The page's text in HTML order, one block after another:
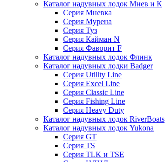
Каталог надувных лодок Мнев и К
Серия Мневка
Серия Мурена
Серия Туз
Серия Кайман N
Серия Фаворит F
Каталог надувных лодок Флинк
Каталог надувных лодки Badger
Серия Utility Line
Серия Excel Line
Серия Classic Line
Серия Fishing Line
Серия Heavy Duty
Каталог надувных лодок RiverBoats
Каталог надувных лодок Yukona
Серия GT
Серия TS
Серия TLK и TSE